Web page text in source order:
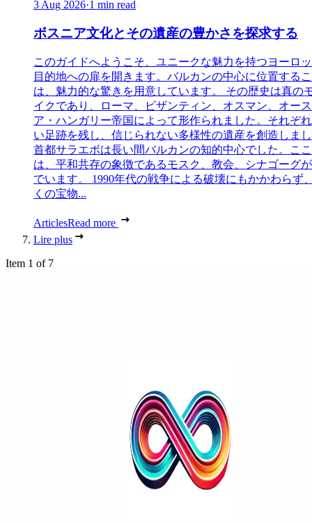
3 Aug 2026·1 min read
ボスニア文化とその遺産の豊かさを探求する
このガイドへようこそ、ユニークな魅力を持つヨーロ
目的地への扉を開きます。バルカンの中心に位置する
は、魅力的な驚きを用意しています。 その歴史は真の
イクであり、ローマ、ビザンティン、オスマン、オー
ア・ハンガリー帝国によって形作られました。それぞ
い足跡を残し、信じられない多様性の遺産を創造しま
首都サラエボは長い間バルカンの知的中心でした。こ
は、平和共存の象徴であるモスク、教会、シナゴーグ
でいます。 1990年代の戦争による破壊にもかかわらず
くの宝物...
ArticlesRead more
Lire plus
Item 1 of 7